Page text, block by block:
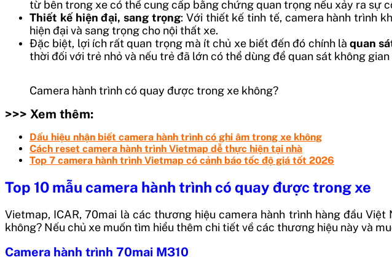
từ bên trong xe có thể cung cấp bằng chứng quan trọng nếu xảy ra sự
Thiết kế hiện đại, sang trọng: Với thiết kế tinh tế, camera hành trình
hiện đại và sang trọng cho nội thất xe.
Đặc biệt, lợi ích rất quan trọng mà ít chủ xe biết đến đó chính là quan
thời đối với trẻ nhỏ và nếu trẻ đã lớn có thể dùng để quan sát không
Camera hành trình có quay được trong xe không?
>>> Xem thêm:
Dấu hiệu nhận biết camera hành trình có ghi âm trong xe không
Cách reset camera hành trình Vietmap dễ thực hiện tại nhà
Top 7 camera hành trình Vietmap có cảnh báo tốc độ giá tốt 2026
Top 10 mẫu camera hành trình có quay được trong xe
Vietmap, ICAR, 70mai là các thương hiệu camera hành trình hàng đầu
không? Nếu chủ xe muốn tìm hiểu thêm chi tiết về các thương hiệu này và
Camera hành trình 70mai M310